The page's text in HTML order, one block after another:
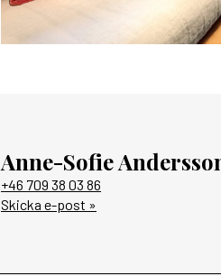
Anne-Sofie
+46 709 38 03 86
Skicka e-post »